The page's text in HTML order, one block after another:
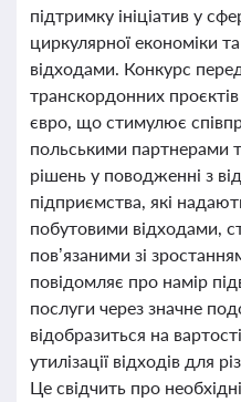
підтримку ініціатив у
циркулярної економіки
відходами. Конкурс
транскордонних
євро, що стимулює
польськими партнерами
рішень у поводженні з
підприємства, які
побутовими відходами,
пов’язаними зі
повідомляє про намір
послуги через значне
відобразиться на
утилізації відходів для
Це свідчить про